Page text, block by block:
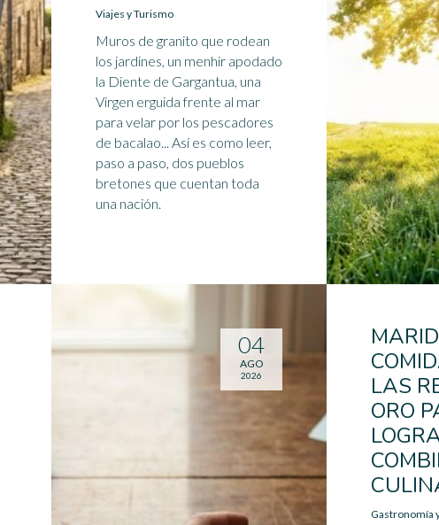
Viajes y Turismo
Muros de granito que rodean
los jardines, un menhir apodado
la Diente de Gargantua, una
Virgen erguida frente al mar
para velar por los pescadores
de bacalao... Así es como leer,
paso a paso, dos pueblos
bretones que cuentan toda
una nación.
04
AGO
2026
LAS
ORO
Gastronomía